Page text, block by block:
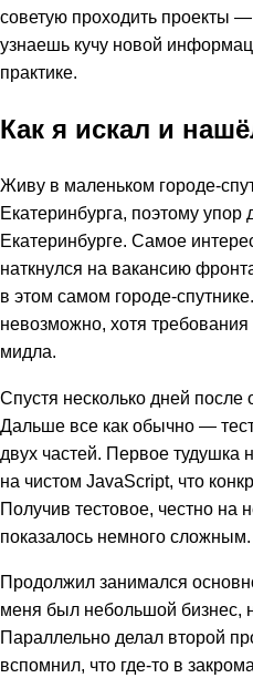
советую проходить проекты
узнаешь кучу новой
практике.
Как я искал и
Живу в маленьком городе-
Екатеринбурга, поэтому упор
Екатеринбурге. Самое
наткнулся на вакансию
в этом самом городе-
невозможно, хотя
мидла.
Спустя несколько дней
Дальше все как обычно —
двух частей. Первое тудушка
на чистом JavaScript, что
Получив тестовое, честно на
показалось немного сложным.
Продолжил занимался
меня был небольшой бизнес,
Параллельно делал второй
вспомнил, что где-то в